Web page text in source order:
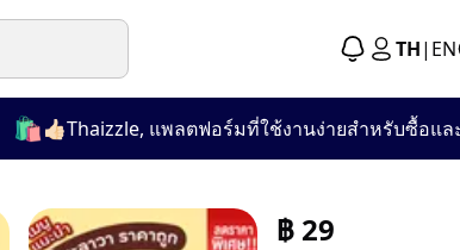
TH| EN
👍🏻Thaizzle, แพลตฟอร์มที่ใช้งานง่ายสำหรับซื้อและขา
฿ 29